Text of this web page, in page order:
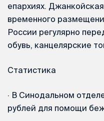
епархиях.
временного
России регулярно
обувь, канцелярские
Статистика
· В Cинодальном
рублей для помощи